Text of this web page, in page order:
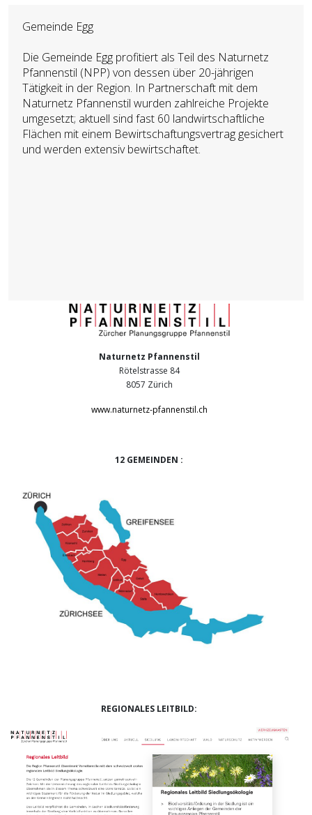
Naturnetz Pfannenstil
Rötelstrasse 84
8057 Zürich
www.naturnetz-pfannenstil.ch
12 GEMEINDEN :
REGIONALES LEITBILD:
Gemeinde Egg
Die Gemeinde Egg profitiert als Teil des Naturnetz
Pfannenstil (NPP) von dessen über 20-jährigen
Tätigkeit in der Region. In Partnerschaft mit dem
Naturnetz Pfannenstil wurden zahlreiche Projekte
umgesetzt; aktuell sind fast 60 landwirtschaftliche
Flächen mit einem Bewirtschaftungsvertrag gesichert
und werden extensiv bewirtschaftet.